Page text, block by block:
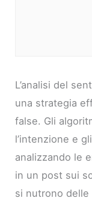
L’analisi del
una strategia
false. Gli
l’intenzione e
analizzando le
in un post sui
si nutrono